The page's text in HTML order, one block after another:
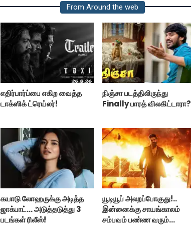
From Around the web
எதிர்பார்ப்பை எகிற வைத்த
டாக்ஸிக் ட்ரெய்லர்!
நிஞ்சா படத்திலிருந்து
Finally பாரத் விலகிட்டாரா?
கயாடு லோஹருக்கு அடித்த
ஜாக்பாட்... அடுத்தடுத்து 3
படங்கள் ரிலீஸ்!
யூடியூப் அலறப்போகுது!..
இன்னைக்கு சாயங்காலம்
சம்பவம் பண்ண வரும்